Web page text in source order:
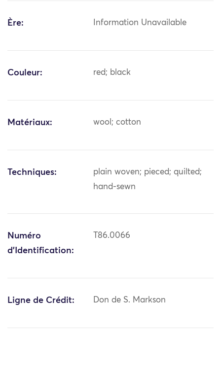
Ère: Information Unavailable
Couleur: red; black
Matériaux: wool; cotton
Techniques:
plain woven; pieced; quilted;
hand-sewn
Numéro
d'Identification:
T86.0066
Ligne de Crédit: Don de S. Markson